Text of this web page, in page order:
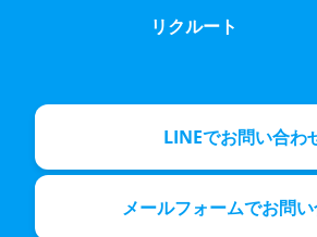
リクルート
LINEでお問い合わ
メールフォームでお問